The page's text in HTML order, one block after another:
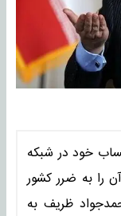
خود در شبکه
را به ضرر کشور
ظریف به